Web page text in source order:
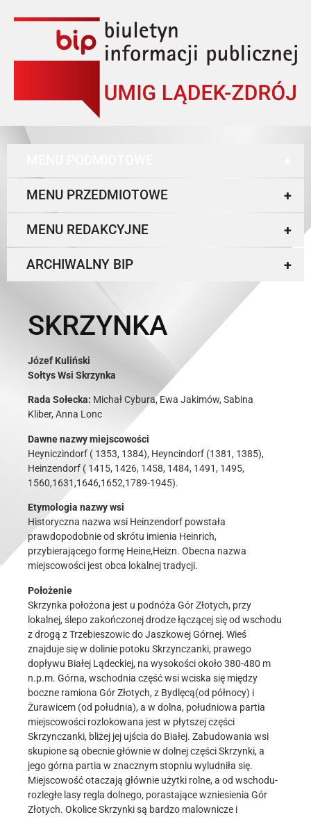
+
MENU PRZEDMIOTOWE
+
MENU REDAKCYJNE
+
ARCHIWALNY BIP
SKRZYNKA
Józef Kuliński
Sołtys Wsi Skrzynka
Rada Sołecka: Michał Cybura, Ewa Jakimów, Sabina
Kliber, Anna Lonc
Dawne nazwy miejscowości
Heyniczindorf ( 1353, 1384), Heyncindorf (1381, 1385),
Heinzendorf ( 1415, 1426, 1458, 1484, 1491, 1495,
1560,1631,1646,1652,1789-1945).
Etymologia nazwy wsi
Historyczna nazwa wsi Heinzendorf powstała
prawdopodobnie od skrótu imienia Heinrich,
przybierającego formę Heine,Heizn. Obecna nazwa
miejscowości jest obca lokalnej tradycji.
Położenie
Skrzynka położona jest u podnóża Gór Złotych, przy
lokalnej, ślepo zakończonej drodze łączącej się od wschodu
z drogą z Trzebieszowic do Jaszkowej Górnej. Wieś
znajduje się w dolinie potoku Skrzynczanki, prawego
dopływu Białej Lądeckiej, na wysokości około 380-480 m
n.p.m. Górna, wschodnia część wsi wciska się między
boczne ramiona Gór Złotych, z Bydlęcą(od północy) i
Żurawicem (od południa), a w dolna, południowa partia
miejscowości rozlokowana jest w płytszej części
Skrzynczanki, bliżej jej ujścia do Białej. Zabudowania wsi
skupione są obecnie głównie w dolnej części Skrzynki, a
jego górna partia w znacznym stopniu wyludniła się.
Miejscowość otaczają głównie użytki rolne, a od wschodu-
rozległe lasy regla dolnego, porastające wzniesienia Gór
Złotych. Okolice Skrzynki są bardzo malownicze i